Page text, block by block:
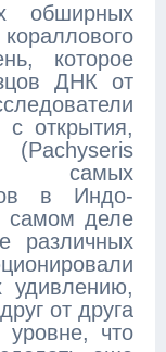
обширных
которое
ДНК от
открытия,
самых
в Индо-
самом деле
различных
от друга
уровне, что